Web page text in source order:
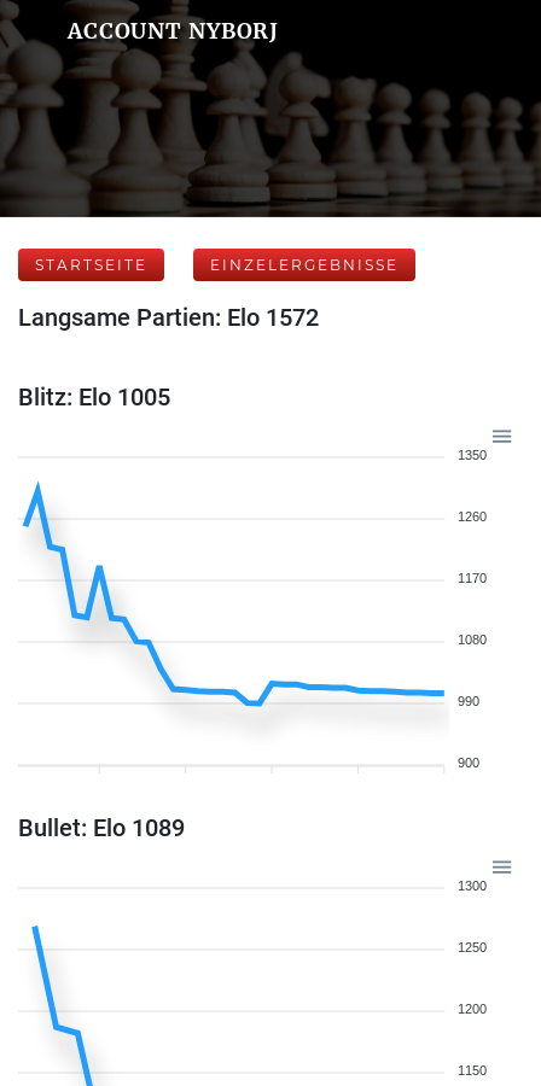
ACCOUNT NYBORJ
STARTSEITE EINZELERGEBNISSE
Langsame Partien: Elo 1572
Blitz: Elo 1005
1350
1260
1170
1080
990
900
Bullet: Elo 1089
1300
1250
1200
1150